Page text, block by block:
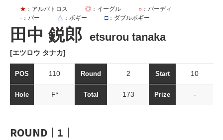
田中 鋭郎 etsurou tanaka
[エツロウ タナカ]
★ ：アルバトロス ◎ ：イーグル ○ ：バーディ
- ：パー △ ：ボギー □：ダブルボギー
POS 110 Round 2 Start 10
Hole F* Total 173 Prize -
ROUND｜1｜